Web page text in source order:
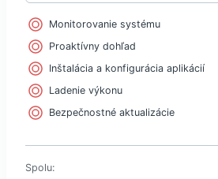
Monitorovanie systému
Proaktívny dohľad
Inštalácia a konfigurácia aplikácií
Ladenie výkonu
Bezpečnostné aktualizácie
Spolu: